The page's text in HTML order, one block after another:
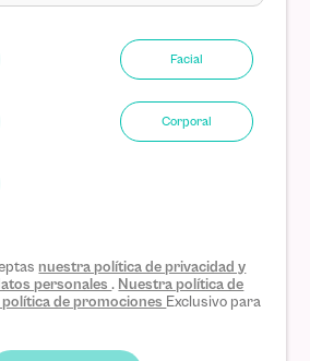
Facial
Corporal
nuestra política de privacidad y
personales. Nuestra política de
política de promociones Exclusivo para